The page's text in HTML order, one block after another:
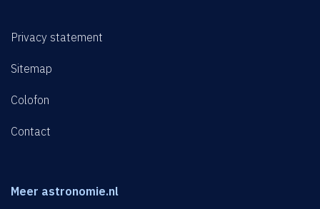
Privacy statement
Sitemap
Colofon
Contact
Meer astronomie.nl